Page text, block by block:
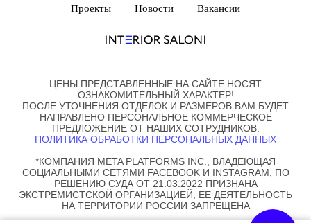
Проекты Новости Вакансии
ЦЕНЫ ПРЕДСТАВЛЕННЫЕ НА САЙТЕ НОСЯТ
ОЗНАКОМИТЕЛЬНЫЙ ХАРАКТЕР!
ПОСЛЕ УТОЧНЕНИЯ ОТДЕЛОК И РАЗМЕРОВ ВАМ БУДЕТ
НАПРАВЛЕНО ПЕРСОНАЛЬНОЕ КОММЕРЧЕСКОЕ
ПРЕДЛОЖЕНИЕ ОТ НАШИХ СОТРУДНИКОВ.
ПОЛИТИКА ОБРАБОТКИ ПЕРСОНАЛЬНЫХ ДАННЫХ
*КОМПАНИЯ META PLATFORMS INC., ВЛАДЕЮЩАЯ
СОЦИАЛЬНЫМИ СЕТЯМИ FACEBOOK И INSTAGRAM, ПО
РЕШЕНИЮ СУДА ОТ 21.03.2022 ПРИЗНАНА
ЭКСТРЕМИСТСКОЙ ОРГАНИЗАЦИЕЙ, ЕЕ ДЕЯТЕЛЬНОСТЬ
НА ТЕРРИТОРИИ РОССИИ ЗАПРЕЩЕНА